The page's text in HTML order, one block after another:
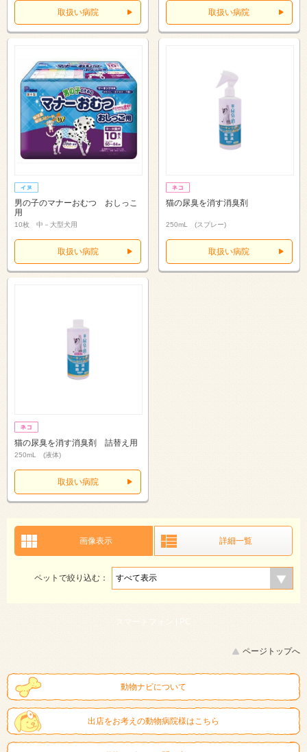
取扱い病院 取扱い病院
男の子のマナーおむつ おしっこ
用
10枚 中－大型犬用
取扱い病院
猫の尿臭を消す消臭剤
250mL (スプレー)
取扱い病院
猫の尿臭を消す消臭剤 詰替え用
250mL (液体)
取扱い病院
画像表示 詳細一覧
ペットで絞り込む：
スマートフォン | PC
ページトップへ
動物ナビについて
出店をお考えの動物病院様はこちら